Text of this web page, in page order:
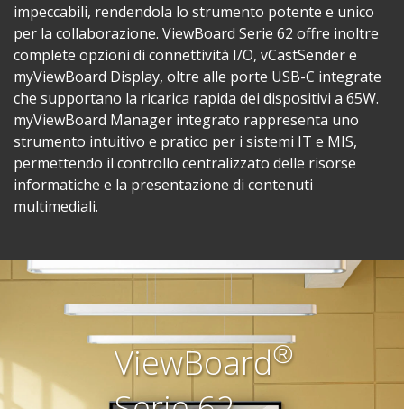
impeccabili, rendendola lo strumento potente e unico
per la collaborazione. ViewBoard Serie 62 offre inoltre
complete opzioni di connettività I/O, vCastSender e
myViewBoard Display, oltre alle porte USB-C integrate
che supportano la ricarica rapida dei dispositivi a 65W.
myViewBoard Manager integrato rappresenta uno
strumento intuitivo e pratico per i sistemi IT e MIS,
permettendo il controllo centralizzato delle risorse
informatiche e la presentazione di contenuti
multimediali.
ViewBoard®